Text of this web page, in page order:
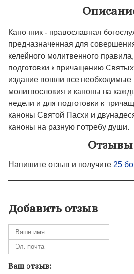
Канонник - православная
предназначенная для
келейного молитвенного
подготовки к причащению
издание вошли все необходимые
молитвословия и каноны на
недели и для подготовки к
каноны Святой Пасхи и
каноны на разную потребу души.
Отзывы
Напишите отзыв и получите 25
Добавить отзыв
Ваш отзыв: